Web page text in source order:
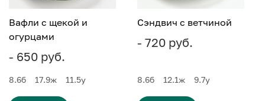
Вафли с щекой и
огурцами
- 650 руб.
8.6б 17.9ж 11.5у
Сэндвич с ветчиной
- 720 руб.
8.6б 12.1ж 9.7у